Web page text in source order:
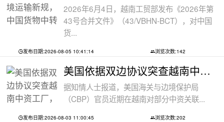
2026年6月4日，越南工贸部发布《2026年第
43号合并文件》（43/VBHN-BCT），对中国
货...
发布日期:2026-08-05 10:41:14 浏览次数:142
美国依据双边协议突查越南中资工厂，三
据知情人士报道，美国海关与边境保护局
（CBP）官员近期在越南对部分中资关联...
发布日期:2026-08-03 11:00:45 浏览次数:202